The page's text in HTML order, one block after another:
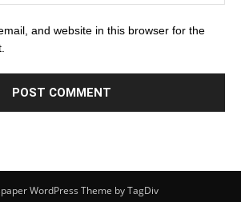
and website in this browser for the
WordPress Theme by TagDiv